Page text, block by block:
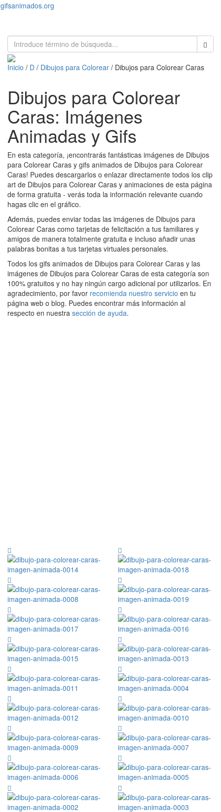
gifsanimados.org
Inicio / D / Dibujos para Colorear / Dibujos para Colorear Caras
Dibujos para Colorear
Caras: Imágenes
Animadas y Gifs
En esta categoría, ¡encontrarás fantásticas imágenes de Dibujos
para Colorear Caras y gifs animados de Dibujos para Colorear
Caras! Puedes descargarlos o enlazar directamente todos los clip
art de Dibujos para Colorear Caras y animaciones de esta página
de forma gratuita - verás toda la información relevante cuando
hagas clic en el gráfico.
Además, puedes enviar todas las imágenes de Dibujos para
Colorear Caras como tarjetas de felicitación a tus familiares y
amigos de manera totalmente gratuita e incluso añadir unas
palabras bonitas a tus tarjetas virtuales personales.
Todos los gifs animados de Dibujos para Colorear Caras y las
imágenes de Dibujos para Colorear Caras de esta categoría son
100% gratuitos y no hay ningún cargo adicional por utilizarlos. En
agradecimiento, por favor recomienda nuestro servicio en tu
página web o blog. Puedes encontrar más información al
respecto en nuestra sección de ayuda.